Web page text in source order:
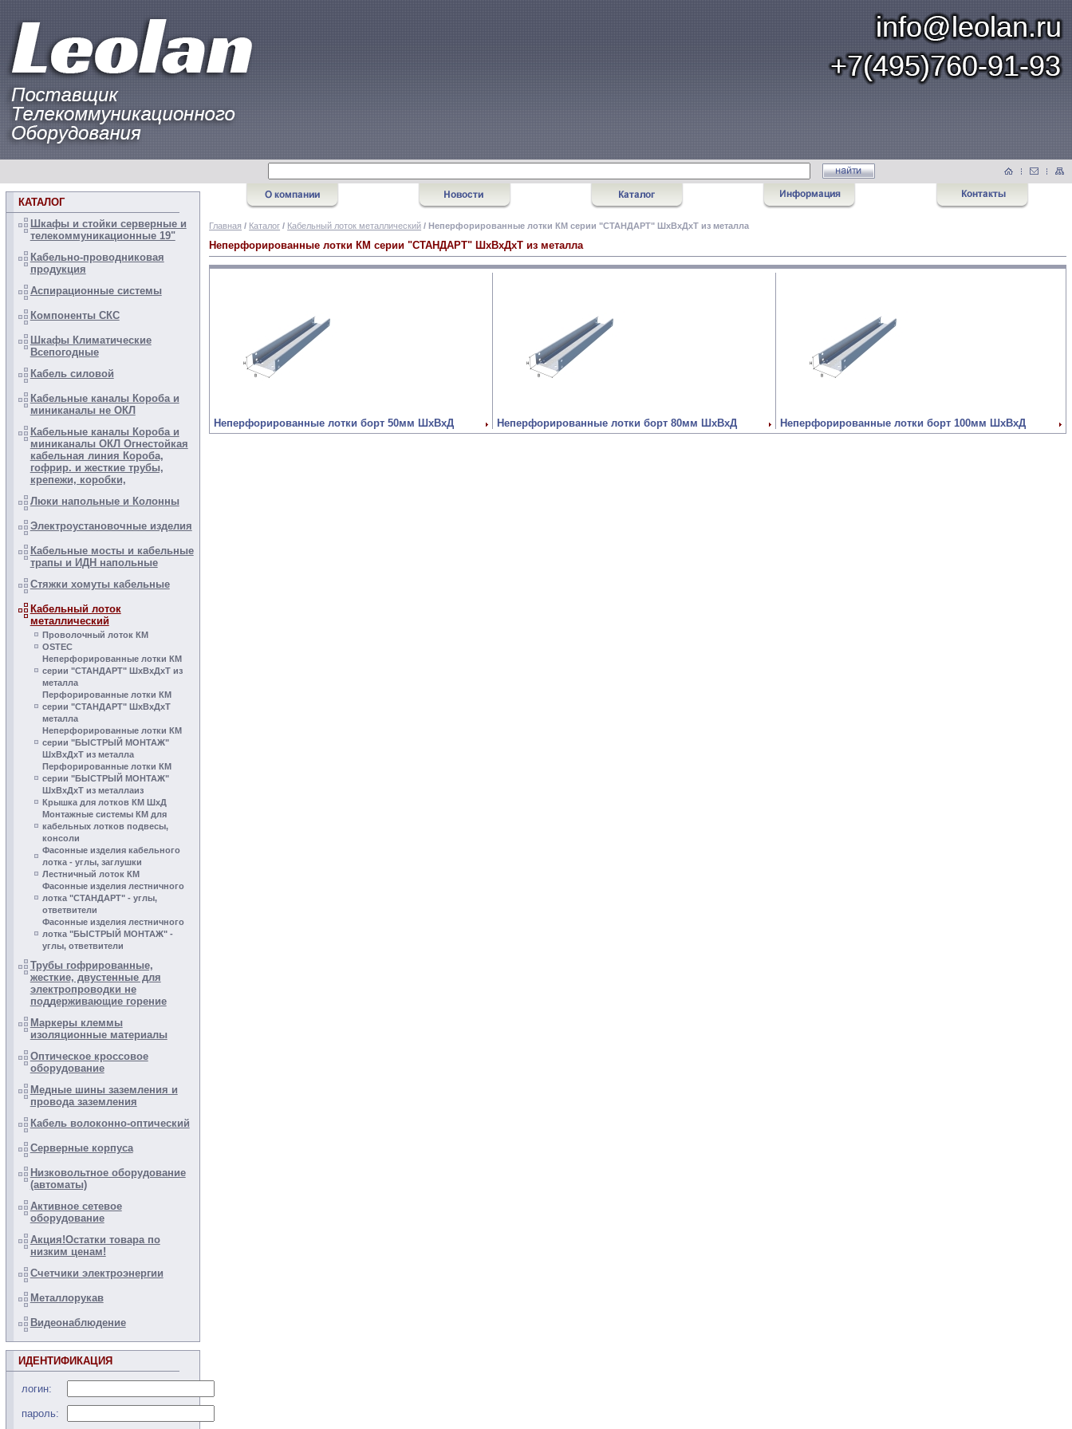
КАТАЛОГ
Шкафы и стойки серверные и
телекоммуникационные 19"
Кабельно-проводниковая
продукция
Аспирационные системы
Компоненты СКС
Шкафы Климатические
Всепогодные
Кабель силовой
Кабельные каналы Короба и
миниканалы не ОКЛ
Кабельные каналы Короба и
миниканалы ОКЛ Огнестойкая
кабельная линия Короба,
гофрир. и жесткие трубы,
крепежи, коробки,
Люки напольные и Колонны
Электроустановочные изделия
Кабельные мосты и кабельные
трапы и ИДН напольные
Стяжки хомуты кабельные
Кабельный лоток
металлический
Проволочный лоток КМ
OSTEC
Неперфорированные лотки КМ
серии "СТАНДАРТ" ШхВхДхТ из
металла
Перфорированные лотки КМ
серии "СТАНДАРТ" ШхВхДхТ
металла
Неперфорированные лотки КМ
серии "БЫСТРЫЙ МОНТАЖ"
ШхВхДхТ из металла
Перфорированные лотки КМ
серии "БЫСТРЫЙ МОНТАЖ"
ШхВхДхТ из металлаиз
Крышка для лотков КМ ШхД
Монтажные системы КМ для
кабельных лотков подвесы,
консоли
Фасонные изделия кабельного
лотка - углы, заглушки
Лестничный лоток КМ
Фасонные изделия лестничного
лотка "СТАНДАРТ" - углы,
ответвители
Фасонные изделия лестничного
лотка "БЫСТРЫЙ МОНТАЖ" -
углы, ответвители
Трубы гофрированные,
жесткие, двустенные для
электропроводки не
поддерживающие горение
Маркеры клеммы
изоляционные материалы
Оптическое кроссовое
оборудование
Медные шины заземления и
провода заземления
Кабель волоконно-оптический
Серверные корпуса
Низковольтное оборудование
(автоматы)
Активное сетевое
оборудование
Акция!Остатки товара по
низким ценам!
Счетчики электроэнергии
Металлорукав
Видеонаблюдение
ИДЕНТИФИКАЦИЯ
логин:
пароль:
Главная / Каталог / Кабельный лоток металлический / Неперфорированные лотки КМ серии "СТАНДАРТ" ШхВхДхТ из металла
Неперфорированные лотки КМ серии "СТАНДАРТ" ШхВхДхТ из металла
Неперфорированные лотки борт 50мм ШхВхД Неперфорированные лотки борт 80мм ШхВхД Неперфорированные лотки борт 100мм ШхВхД